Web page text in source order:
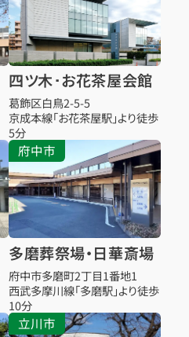
四ツ木･お花茶屋会館
葛飾区白鳥2-5-5
京成本線「お花茶屋駅」より徒歩
5分
府中市
多磨葬祭場・日華斎場
府中市多磨町2丁目1番地1
西武多摩川線「多磨駅」より徒歩
10分
立川市